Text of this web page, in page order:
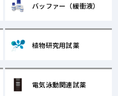
バッファー（緩衝液）
植物研究用試薬
電気泳動関連試薬